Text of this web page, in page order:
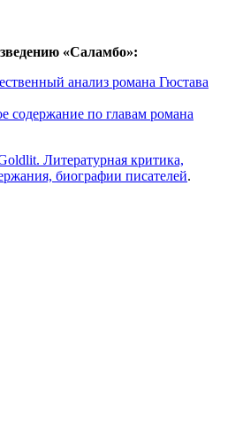
«Саламбо»:
анализ романа Гюстава
содержание по главам романа
Литературная критика,
биографии писателей.